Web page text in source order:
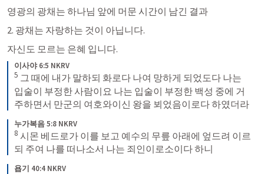
영광의 광채는 하나님 앞에 머문 시간이 남긴 결과
2. 광채는 자랑하는 것이 아닙니다.
자신도 모르는 은혜 입니다.
이사야 6:5 NKRV
5 그 때에 내가 말하되 화로다 나여 망하게 되었도다 나는
입술이 부정한 사람이요 나는 입술이 부정한 백성 중에 거
주하면서 만군의 여호와이신 왕을 뵈었음이로다 하였더라
누가복음 5:8 NKRV
8 시몬 베드로가 이를 보고 예수의 무릎 아래에 엎드려 이르
되 주여 나를 떠나소서 나는 죄인이로소이다 하니
욥기 40:4 NKRV